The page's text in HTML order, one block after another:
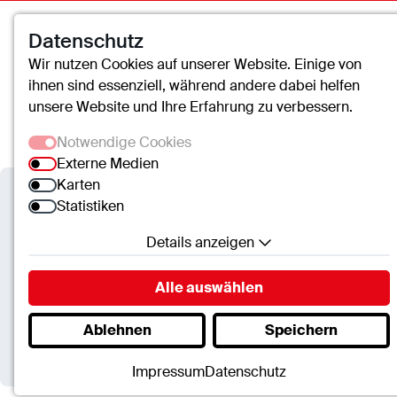
Zwei Auszeichnungen für
cusanus trägergesellschaft trier mbH
Datenschutz
Wir nutzen Cookies auf unserer Website. Einige von
ihnen sind essenziell, während andere dabei helfen
unsere Website und Ihre Erfahrung zu verbessern.
Notwendige Cookies
Externe Medien
Karten
Statistiken
Details anzeigen
Notwendige Cookies
Essenzielle Cookies ermöglichen grundlegende
Funktionen und sind für die einwandfreie Funktion
der Website erforderlich.
Alle auswählen
Ablehnen Speichern
ImpressumDatenschutz